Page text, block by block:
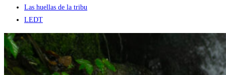
Las huellas de la tribu
LEDT